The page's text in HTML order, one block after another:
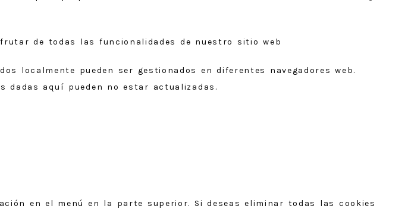
de todas las funcionalidades de nuestro sitio web
localmente pueden ser gestionados en diferentes navegadores web.
dadas aquí pueden no estar actualizadas.
en el menú en la parte superior. Si deseas eliminar todas las cookies